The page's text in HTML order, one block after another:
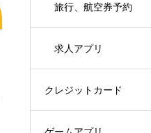
旅行、航空券予約
求人アプリ
クレジットカード